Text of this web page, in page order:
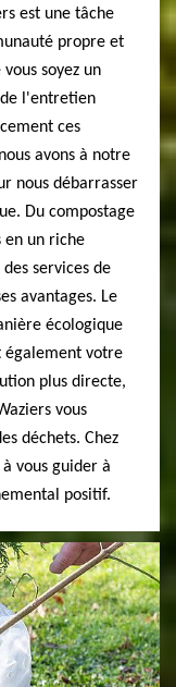
est une tâche
propre et
soyez un
l'entretien
ces
avons à notre
nous débarrasser
Du compostage
en un riche
services de
avantages. Le
écologique
également votre
plus directe,
vous
déchets. Chez
vous guider à
positif.